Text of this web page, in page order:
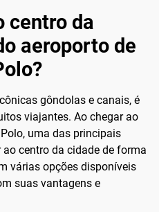
centro da
aeroporto de
gôndolas e canais, é
viajantes. Ao chegar ao
uma das principais
centro da cidade de forma
várias opções disponíveis
suas vantagens e